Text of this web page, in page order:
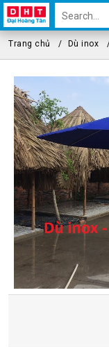
Trang chủ Dù inox